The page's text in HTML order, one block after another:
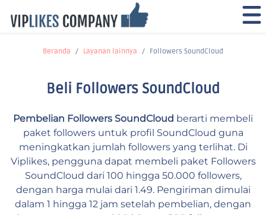
Beranda Layanan lainnya Followers SoundCloud
Beli Followers SoundCloud
Pembelian Followers SoundCloud berarti membeli
paket followers untuk profil SoundCloud guna
meningkatkan jumlah followers yang terlihat. Di
Viplikes, pengguna dapat membeli paket Followers
SoundCloud dari 100 hingga 50.000 followers,
dengan harga mulai dari 1.49. Pengiriman dimulai
dalam 1 hingga 12 jam setelah pembelian, dengan